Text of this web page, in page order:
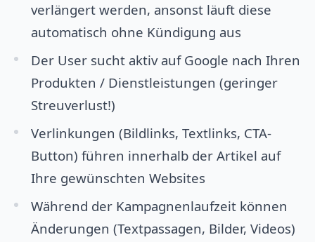
verlängert werden, ansonst läuft diese
automatisch ohne Kündigung aus
Der User sucht aktiv auf Google nach Ihren
Produkten / Dienstleistungen (geringer
Streuverlust!)
Verlinkungen (Bildlinks, Textlinks, CTA-
Button) führen innerhalb der Artikel auf
Ihre gewünschten Websites
Während der Kampagnenlaufzeit können
Änderungen (Textpassagen, Bilder, Videos)